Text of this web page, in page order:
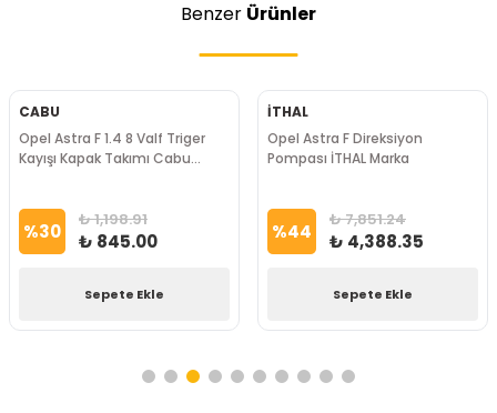
Benzer Ürünler
CABU
Opel Astra F 1.4 8 Valf Triger
Kayışı Kapak Takımı Cabu
%30 ₺ 1,198.91
₺ 845.00
Sepete Ekle
İTHAL
Opel Astra F Direksiyon
Pompası İTHAL Marka
%44 ₺ 7,851.24
₺ 4,388.35
Sepete Ekle